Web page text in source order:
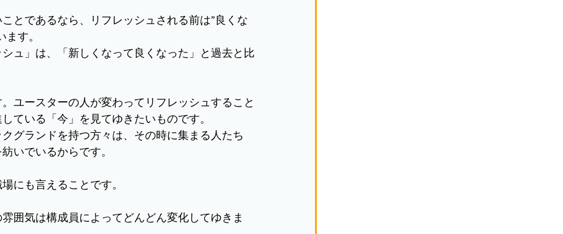
とであるなら、リフレッシュされる前は”良くな
す。
ュ」は、「新しくなって良くなった」と過去と比
ユースターの人が変わってリフレッシュすること
ている「今」を見てゆきたいものです。
グランドを持つ方々は、その時に集まる人たち
いでいるからです。
にも言えることです。
囲気は構成員によってどんどん変化してゆきま